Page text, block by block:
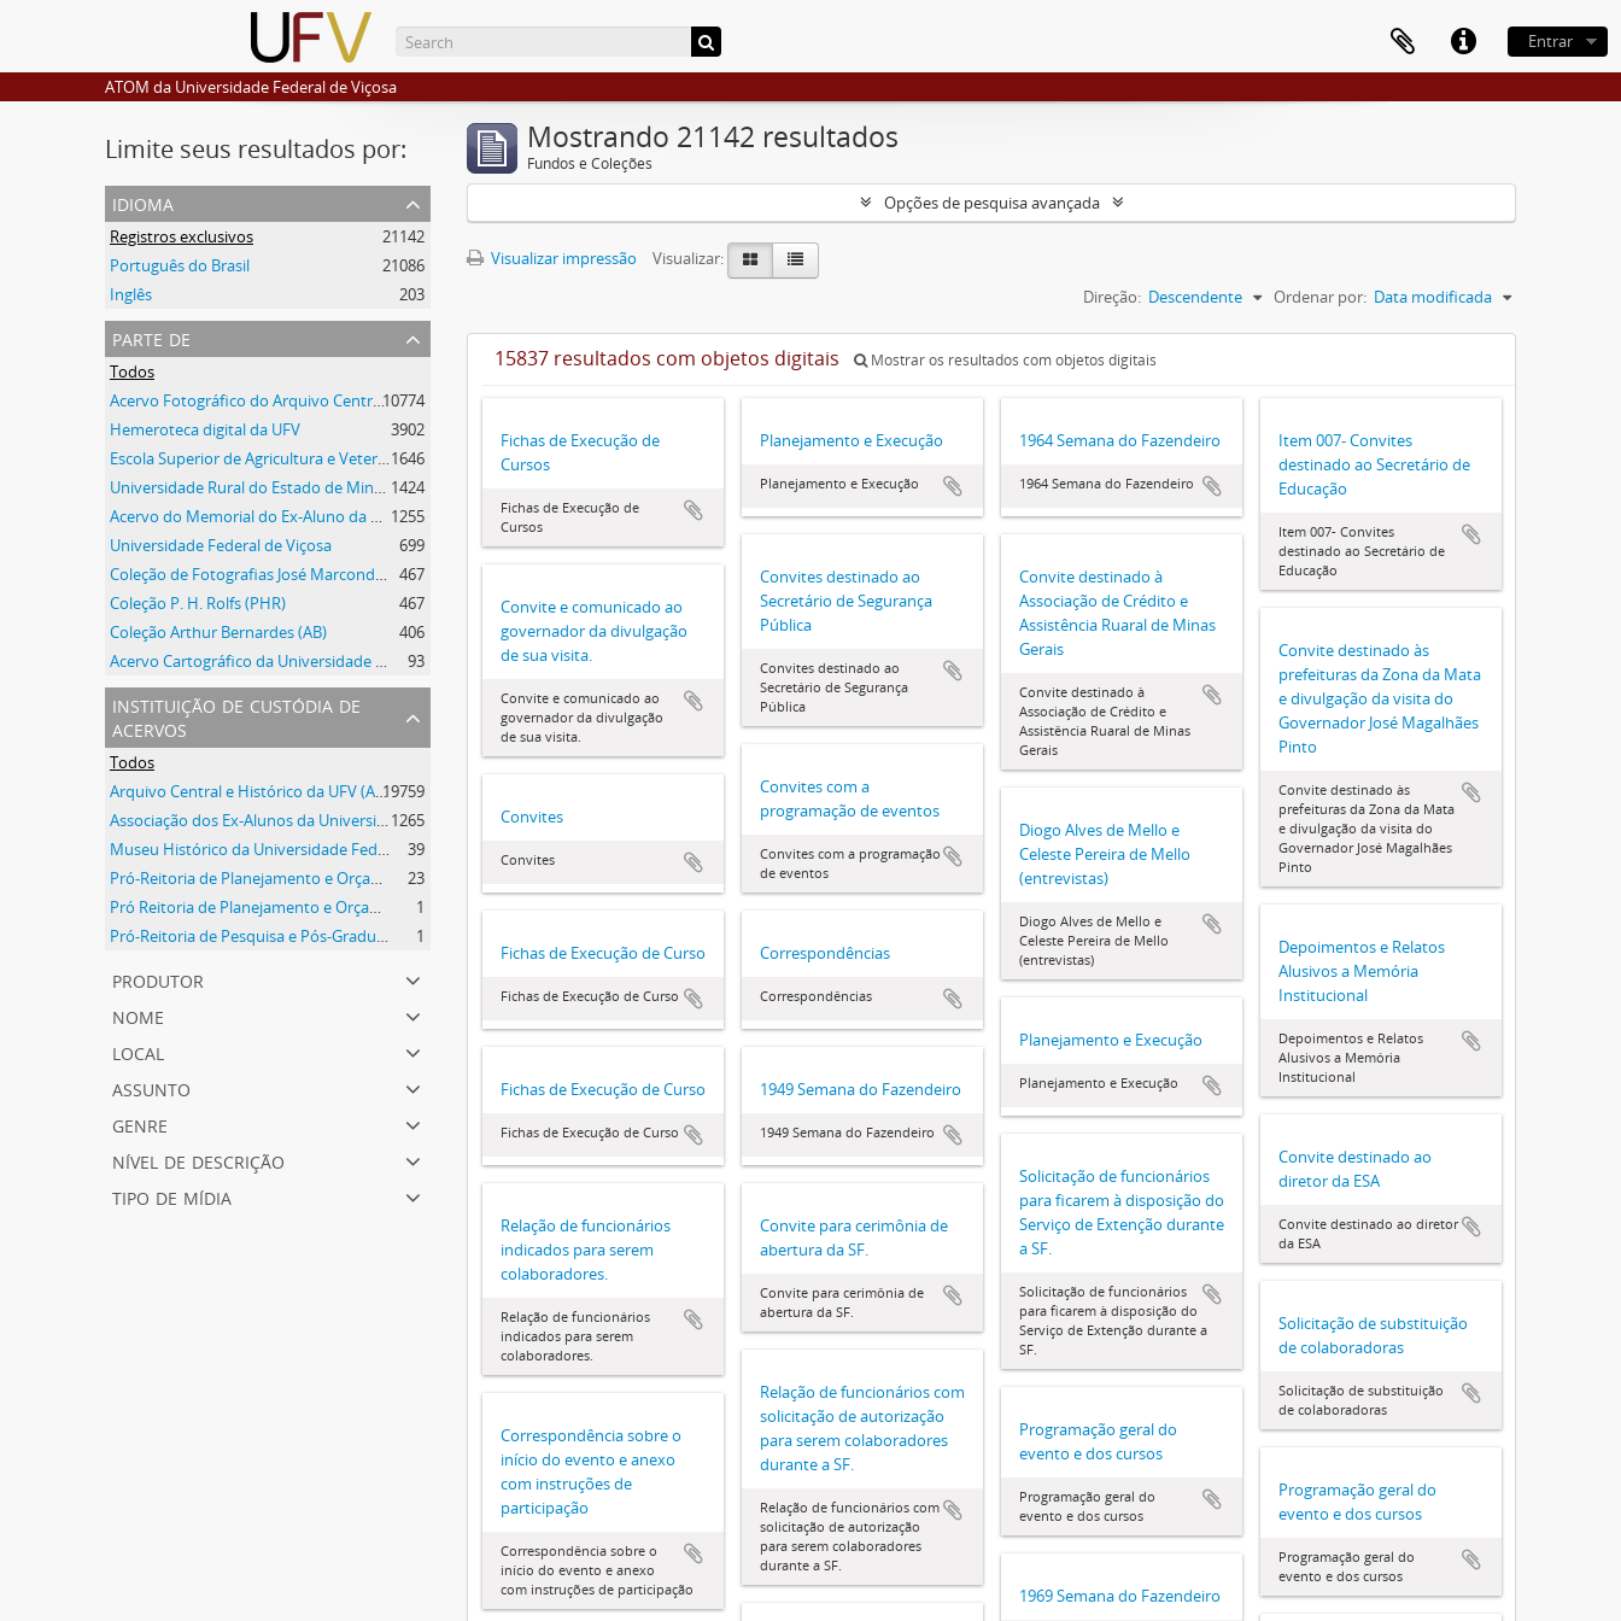
Entrar
ATOM da Universidade Federal de Viçosa
Limite seus resultados por:
idioma
Registros exclusivos
21142
Português do Brasil
21086
Inglês
203
parte de
Todos
Acervo Fotográfico do Arquivo Central Histórico da UFV10774
Hemeroteca digital da UFV
3902
Escola Superior de Agricultura e Veterinária (ESAV)1646
Universidade Rural do Estado de Minas Gerais 1424
Acervo do Memorial do Ex-Aluno da UFV 1255
Universidade Federal de Viçosa
699
Coleção de Fotografias José Marcondes Borges
467
Coleção P. H. Rolfs (PHR)
467
Coleção Arthur Bernardes (AB)
406
Acervo Cartográfico da Universidade Federal de Viçosa
93
instituição de custódia de
acervos
Todos
Arquivo Central e Histórico da UFV (ACH-UFV)19759
Associação dos Ex-Alunos da Universidade Federal de Viçosa (AEA) 1265
Museu Histórico da Universidade Federal de Viçosa
39
Pró-Reitoria de Planejamento e Orçamento
23
Pró Reitoria de Planejamento e Orçamento
1
Pró-Reitoria de Pesquisa e Pós-Graduação
1
produtor
nome
local
assunto
genre
nível de descrição
tipo de mídia
Mostrando 21142 resultados
Fundos e Coleções
Opções de pesquisa avançada
Visualizar impressão
Visualizar:
Ordenar por: Data modificada
Direção: Descendente
15837 resultados com objetos digitais Mostrar os resultados com objetos digitais
Fichas de Execução de
Cursos
Fichas de Execução de
Cursos
Planejamento e Execução
Planejamento e Execução
1964 Semana do Fazendeiro
1964 Semana do Fazendeiro
Item 007- Convites
destinado ao Secretário de
Educação
Item 007- Convites
destinado ao Secretário de
Educação
Convites destinado ao
Secretário de Segurança
Pública
Convites destinado ao
Secretário de Segurança
Pública
Convite destinado à
Associação de Crédito e
Assistência Ruaral de Minas
Gerais
Convite destinado à
Associação de Crédito e
Assistência Ruaral de Minas
Gerais
Convite e comunicado ao
governador da divulgação
de sua visita.
Convite e comunicado ao
governador da divulgação
de sua visita.
Convite destinado às
prefeituras da Zona da Mata
e divulgação da visita do
Governador José Magalhães
Pinto
Convite destinado às
prefeituras da Zona da Mata
e divulgação da visita do
Governador José Magalhães
Pinto
Convites com a
programação de eventos
Convites com a programação
de eventos
Convites
Convites
Diogo Alves de Mello e
Celeste Pereira de Mello
(entrevistas)
Diogo Alves de Mello e
Celeste Pereira de Mello
(entrevistas)
Depoimentos e Relatos
Alusivos a Memória
Institucional
Depoimentos e Relatos
Alusivos a Memória
Institucional
Fichas de Execução de Curso
Fichas de Execução de Curso
Correspondências
Correspondências
Planejamento e Execução
Planejamento e Execução
Fichas de Execução de Curso
Fichas de Execução de Curso
1949 Semana do Fazendeiro
1949 Semana do Fazendeiro
Convite destinado ao
diretor da ESA
Convite destinado ao diretor
da ESA
Solicitação de funcionários
para ficarem à disposição do
Serviço de Extenção durante
a SF.
Solicitação de funcionários
para ficarem à disposição do
Serviço de Extenção durante a
SF.
Relação de funcionários
indicados para serem
colaboradores.
Relação de funcionários
indicados para serem
colaboradores.
Convite para cerimônia de
abertura da SF.
Convite para cerimônia de
abertura da SF.
Solicitação de substituição
de colaboradoras
Solicitação de substituição
de colaboradoras
Relação de funcionários com
solicitação de autorização
para serem colaboradores
durante a SF.
Relação de funcionários com
solicitação de autorização
para serem colaboradores
durante a SF.
Programação geral do
evento e dos cursos
Programação geral do
evento e dos cursos
Correspondência sobre o
início do evento e anexo
com instruções de
participação
Correspondência sobre o
início do evento e anexo
com instruções de participação
Programação geral do
evento e dos cursos
Programação geral do
evento e dos cursos
1969 Semana do Fazendeiro